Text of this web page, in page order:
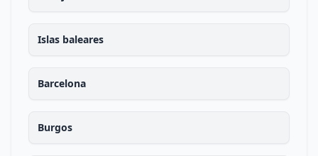
Islas baleares
Barcelona
Burgos